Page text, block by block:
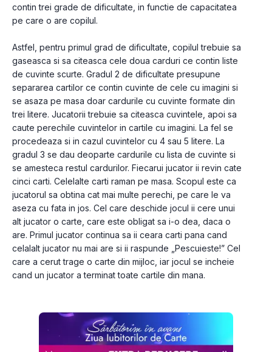
contin trei grade de dificultate, in functie de capacitatea
pe care o are copilul.
Astfel, pentru primul grad de dificultate, copilul trebuie sa
gaseasca si sa citeasca cele doua carduri ce contin liste
de cuvinte scurte. Gradul 2 de dificultate presupune
separarea cartilor ce contin cuvinte de cele cu imagini si
se asaza pe masa doar cardurile cu cuvinte formate din
trei litere. Jucatorii trebuie sa citeasca cuvintele, apoi sa
caute perechile cuvintelor in cartile cu imagini. La fel se
procedeaza si in cazul cuvintelor cu 4 sau 5 litere. La
gradul 3 se dau deoparte cardurile cu lista de cuvinte si
se amesteca restul cardurilor. Fiecarui jucator ii revin cate
cinci carti. Celelalte carti raman pe masa. Scopul este ca
jucatorul sa obtina cat mai multe perechi, pe care le va
aseza cu fata in jos. Cel care deschide jocul ii cere unui
alt jucator o carte, care este obligat sa i-o dea, daca o
are. Primul jucator continua sa ii ceara carti pana cand
celalalt jucator nu mai are si ii raspunde „Pescuieste!” Cel
care a cerut trage o carte din mijloc, iar jocul se incheie
cand un jucator a terminat toate cartile din mana.